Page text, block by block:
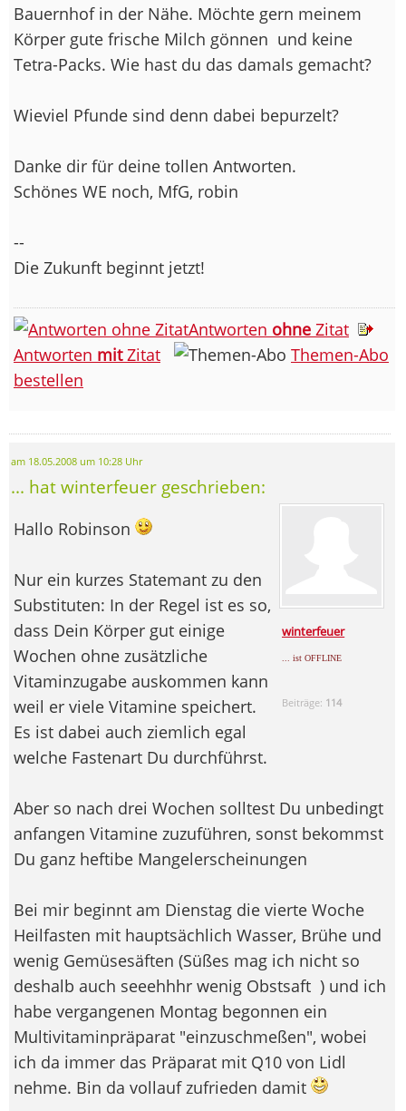
Bauernhof in der Nähe. Möchte gern meinem
Körper gute frische Milch gönnen und keine
Tetra-Packs. Wie hast du das damals gemacht?
Wieviel Pfunde sind denn dabei bepurzelt?
Danke dir für deine tollen Antworten.
Schönes WE noch, MfG, robin
--
Die Zukunft beginnt jetzt!
Antworten ohne Zitat
Antworten mitZitat
Themen-Abo
bestellen
am 18.05.2008 um 10:28 Uhr
... hat winterfeuer geschrieben:
winterfeuer
... ist OFFLINE
Beiträge: 114
Hallo Robinson
Nur ein kurzes Statemant zu den
Substituten: In der Regel ist es so,
dass Dein Körper gut einige
Wochen ohne zusätzliche
Vitaminzugabe auskommen kann
weil er viele Vitamine speichert.
Es ist dabei auch ziemlich egal
welche Fastenart Du durchführst.
Aber so nach drei Wochen solltest Du unbedingt
anfangen Vitamine zuzuführen, sonst bekommst
Du ganz heftibe Mangelerscheinungen
Bei mir beginnt am Dienstag die vierte Woche
Heilfasten mit hauptsächlich Wasser, Brühe und
wenig Gemüsesäften (Süßes mag ich nicht so
deshalb auch seeehhhr wenig Obstsaft ) und ich
habe vergangenen Montag begonnen ein
Multivitaminpräparat "einzuschmeßen", wobei
ich da immer das Präparat mit Q10 von Lidl
nehme. Bin da vollauf zufrieden damit